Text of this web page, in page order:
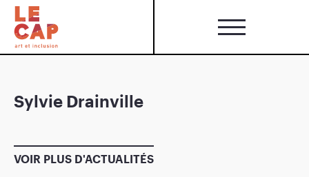
Sylvie Drainville
VOIR PLUS D'ACTUALITÉS